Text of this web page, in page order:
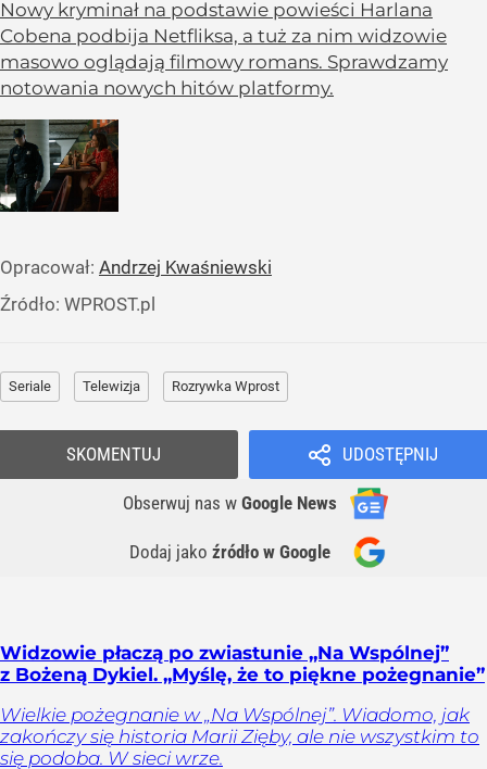
Nowy kryminał na podstawie powieści Harlana
Cobena podbija Netfliksa, a tuż za nim widzowie
masowo oglądają filmowy romans. Sprawdzamy
notowania nowych hitów platformy.
Opracował: Andrzej Kwaśniewski
Źródło: WPROST.pl
Seriale Telewizja Rozrywka Wprost
UDOSTĘPNIJ
Obserwuj nas w Google News
Dodaj jako źródło w Google
SKOMENTUJ
Widzowie płaczą po zwiastunie „Na Wspólnej”
z Bożeną Dykiel. „Myślę, że to piękne pożegnanie”
Wielkie pożegnanie w „Na Wspólnej”. Wiadomo, jak
zakończy się historia Marii Zięby, ale nie wszystkim to
się podoba. W sieci wrze.